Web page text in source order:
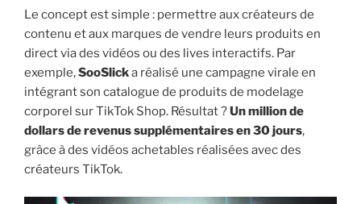
Le concept est simple : permettre aux créateurs de
contenu et aux marques de vendre leurs produits en
direct via des vidéos ou des lives interactifs. Par
exemple,SooSlicka réalisé une campagne virale en
intégrant son catalogue de produits de modelage
corporel sur TikTok Shop. Résultat ?Un million de
dollars de revenus supplémentaires en 30 jours,
grâce à des vidéos achetables réalisées avec des
créateurs TikTok.